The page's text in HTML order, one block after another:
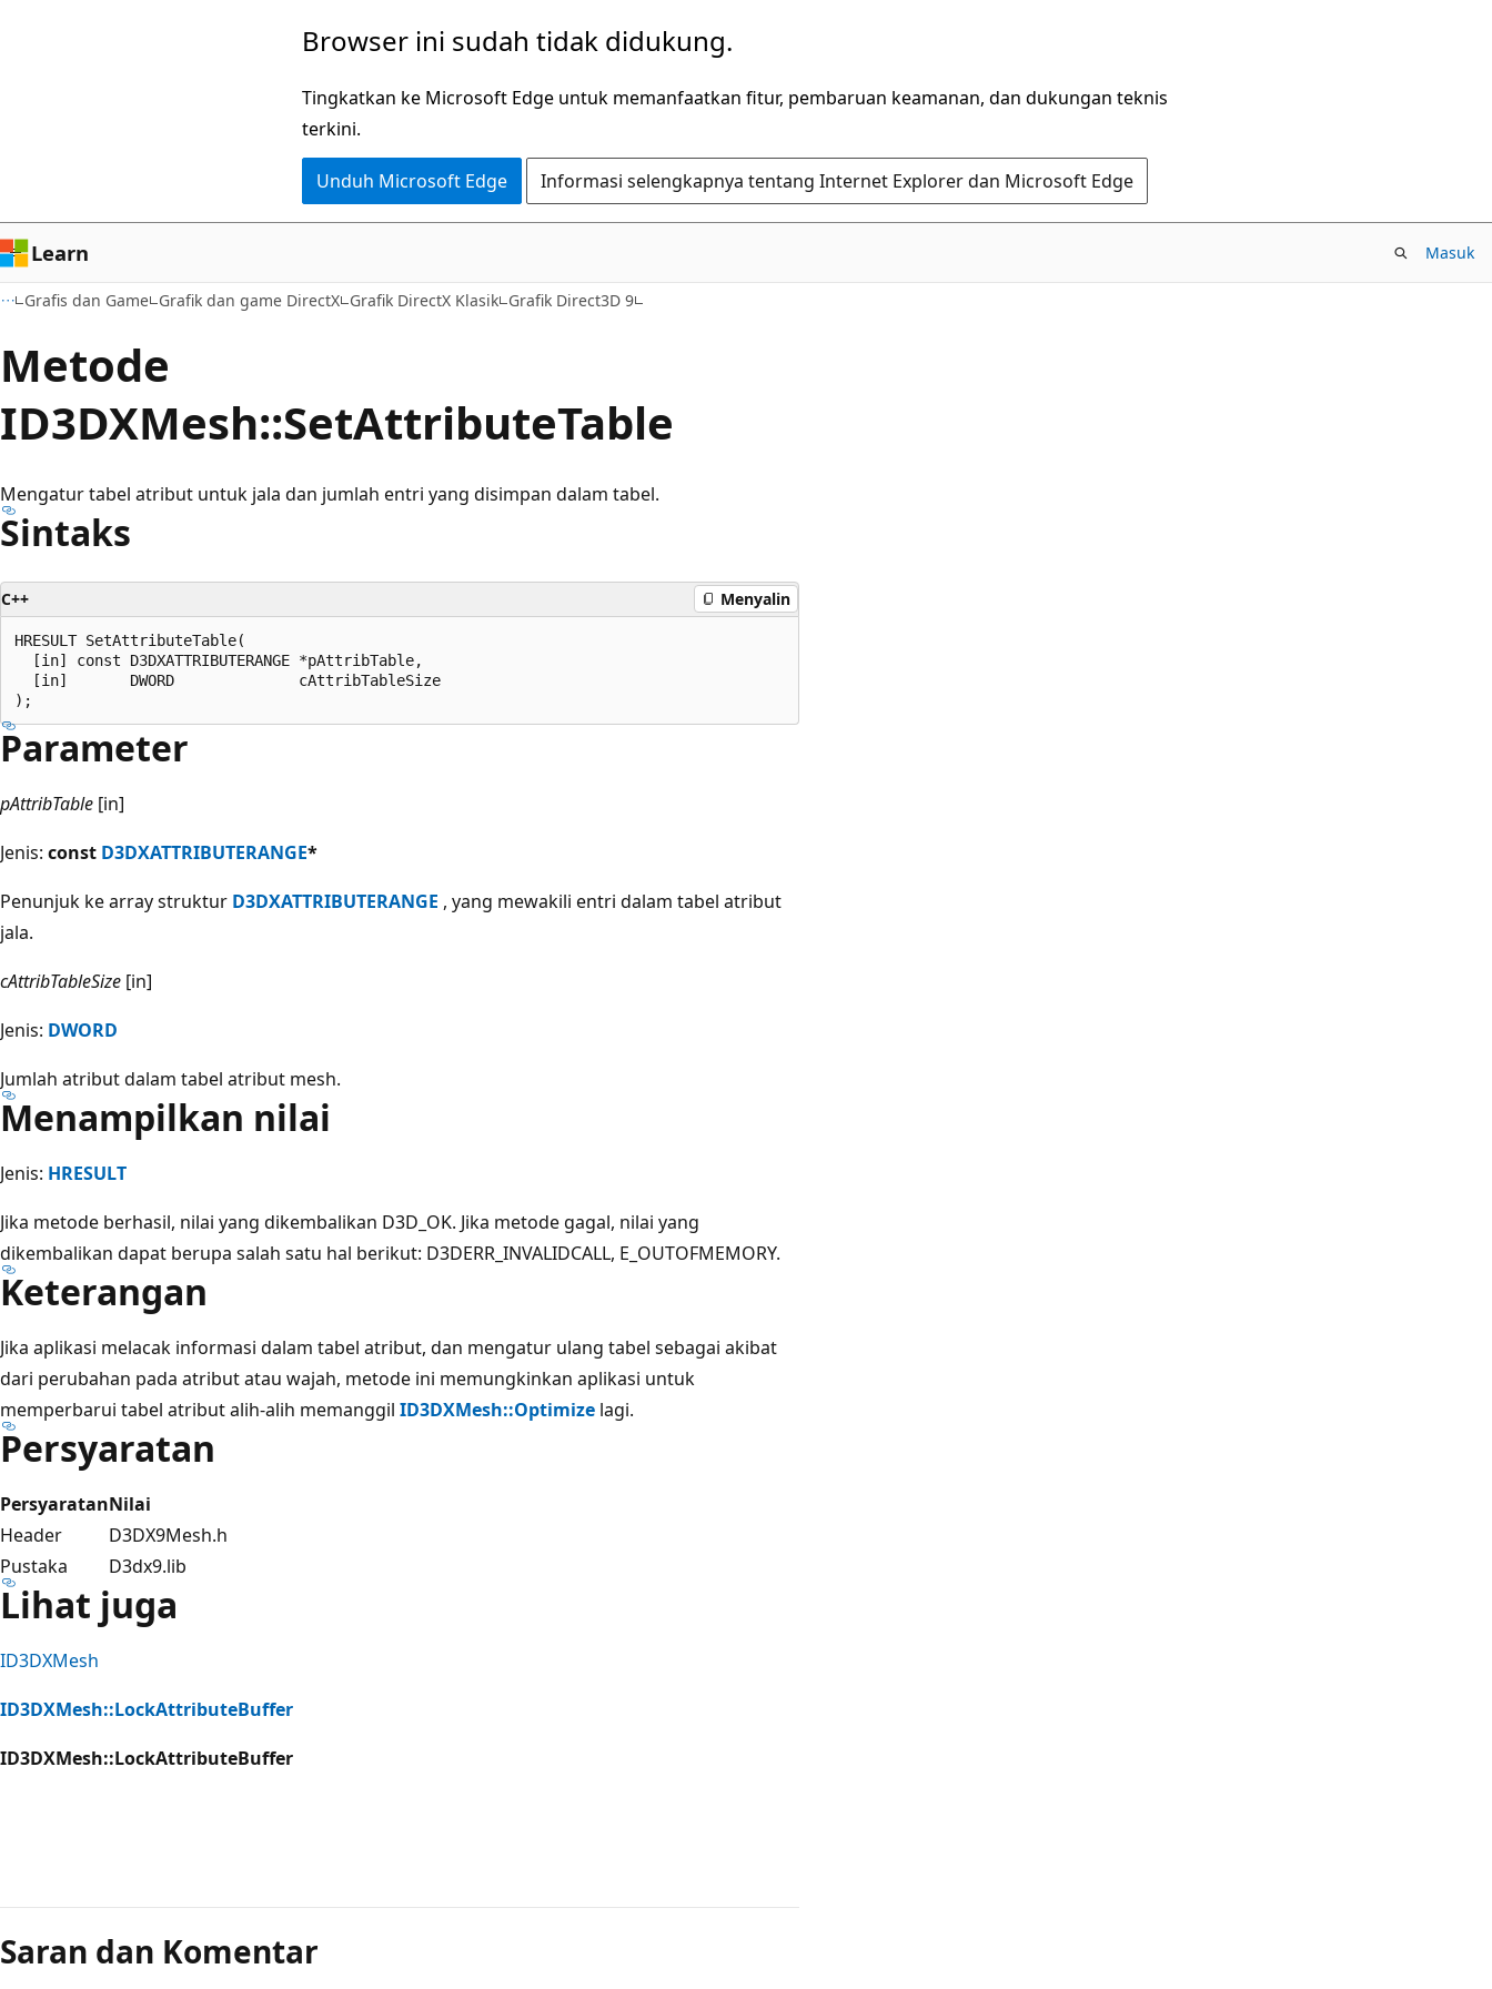
Browser ini sudah tidak didukung.
Tingkatkan ke Microsoft Edge untuk memanfaatkan fitur, pembaruan keamanan, dan dukungan teknis
terkini.
Unduh Microsoft Edge Informasi selengkapnya tentang Internet Explorer dan Microsoft Edge
Learn Masuk
Grafis dan Game Grafik dan game DirectX Grafik DirectX Klasik Grafik Direct3D 9
Metode
ID3DXMesh::SetAttributeTable
Mengatur tabel atribut untuk jala dan jumlah entri yang disimpan dalam tabel.
Sintaks
C++ Menyalin
HRESULT SetAttributeTable(
  [in] const D3DXATTRIBUTERANGE *pAttribTable,
  [in]       DWORD              cAttribTableSize
Parameter
pAttribTable [in]
Jenis: const D3DXATTRIBUTERANGE*
Penunjuk ke array struktur D3DXATTRIBUTERANGE , yang mewakili entri dalam tabel atribut
jala.
cAttribTableSize [in]
Jenis: DWORD
Jumlah atribut dalam tabel atribut mesh.
Menampilkan nilai
Jenis: HRESULT
Jika metode berhasil, nilai yang dikembalikan D3D_OK. Jika metode gagal, nilai yang
dikembalikan dapat berupa salah satu hal berikut: D3DERR_INVALIDCALL, E_OUTOFMEMORY.
Keterangan
Jika aplikasi melacak informasi dalam tabel atribut, dan mengatur ulang tabel sebagai akibat
dari perubahan pada atribut atau wajah, metode ini memungkinkan aplikasi untuk
memperbarui tabel atribut alih-alih memanggil ID3DXMesh::Optimize lagi.
Persyaratan
PersyaratanNilai
Header
D3DX9Mesh.h
Pustaka
D3dx9.lib
Lihat juga
ID3DXMesh
ID3DXMesh::LockAttributeBuffer
ID3DXMesh::LockAttributeBuffer
baca
dinonaktifkan
Saran dan Komentar